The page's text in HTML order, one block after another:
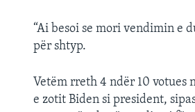
“Ai besoi se mori vendimin e
për shtyp.
Vetëm rreth 4 ndër 10
e zotit Biden si president,